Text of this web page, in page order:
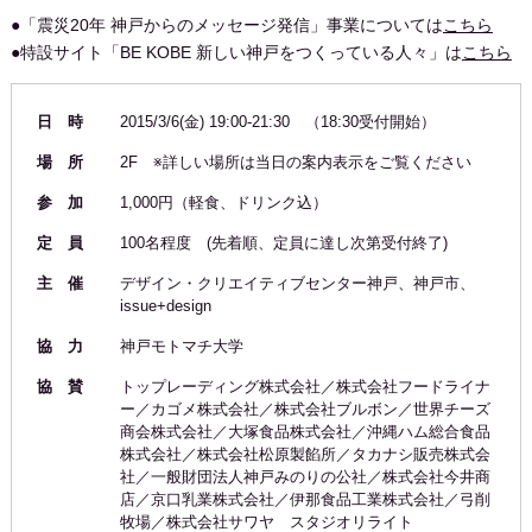
●「震災20年 神戸からのメッセージ発信」事業についてはこちら
●特設サイト「BE KOBE 新しい神戸をつくっている人々」はこちら
日 時 2015/3/6(金) 19:00-21:30 （18:30受付開始）
場 所 2F ※詳しい場所は当日の案内表示をご覧ください
参 加 1,000円（軽食、ドリンク込）
定 員 100名程度 (先着順、定員に達し次第受付終了)
主 催
デザイン・クリエイティブセンター神戸、神戸市、
issue+design
協 力 神戸モトマチ大学
協 賛
トップレーディング株式会社／株式会社フードライナ
ー／カゴメ株式会社／株式会社ブルボン／世界チーズ
商会株式会社／大塚食品株式会社／沖縄ハム総合食品
株式会社／株式会社松原製餡所／タカナシ販売株式会
社／一般財団法人神戸みのりの公社／株式会社今井商
店／京口乳業株式会社／伊那食品工業株式会社／弓削
牧場／株式会社サワヤ スタジオリライト